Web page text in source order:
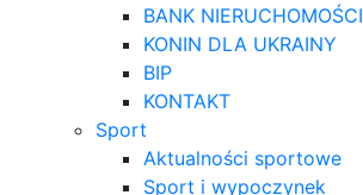
BANK NIERUCHOMOŚCI
KONIN DLA UKRAINY
BIP
KONTAKT
Sport
Aktualności sportowe
Sport i wypoczynek